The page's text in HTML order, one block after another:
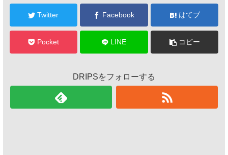
Twitter Facebook はてブ
Pocket LINE コピー
DRIPSをフォローする